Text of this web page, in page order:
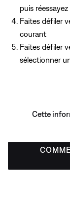
puis réessayez
Faites défiler
courant
Faites défiler
sélectionner
Cette